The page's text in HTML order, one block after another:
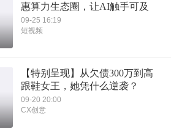
惠算力生态圈，让AI触手可及
09-25 16:19
短视频
【特别呈现】从欠债300万到高
跟鞋女王，她凭什么逆袭？
09-20 20:00
CX创意